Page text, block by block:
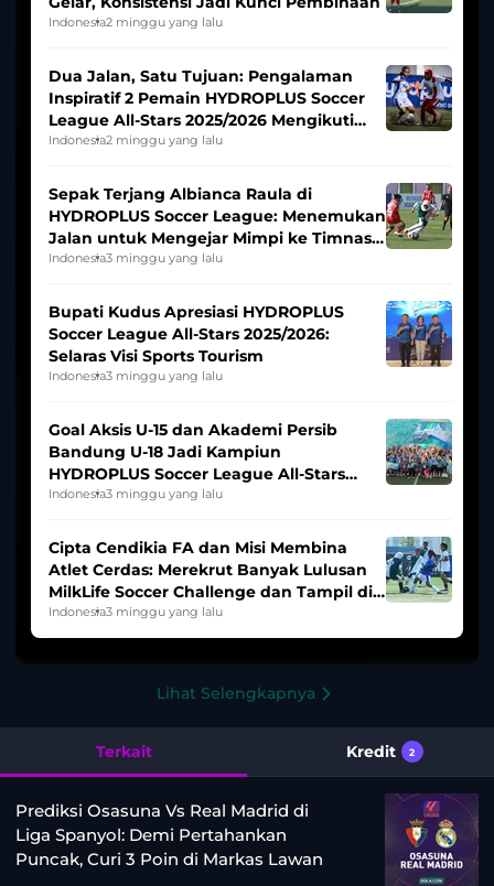
Indonesia2 minggu yang lalu
Dua Jalan, Satu Tujuan: Pengalaman
Inspiratif 2 Pemain HYDROPLUS Soccer
League All-Stars 2025/2026 Mengikuti
Seleksi Timnas Indonesia Putri
Indonesia2 minggu yang lalu
Sepak Terjang Albianca Raula di
HYDROPLUS Soccer League: Menemukan
Jalan untuk Mengejar Mimpi ke Timnas
Indonesia Putri
Indonesia3 minggu yang lalu
Bupati Kudus Apresiasi HYDROPLUS
Soccer League All-Stars 2025/2026:
Selaras Visi Sports Tourism
Indonesia3 minggu yang lalu
Goal Aksis U-15 dan Akademi Persib
Bandung U-18 Jadi Kampiun
HYDROPLUS Soccer League All-Stars
2025/2026
Indonesia3 minggu yang lalu
Cipta Cendikia FA dan Misi Membina
Atlet Cerdas: Merekrut Banyak Lulusan
MilkLife Soccer Challenge dan Tampil di
HYDROPLUS Soccer League
Indonesia3 minggu yang lalu
Lihat Selengkapnya
Terkait Kredit 2
Prediksi Osasuna Vs Real Madrid di
Liga Spanyol: Demi Pertahankan
Puncak, Curi 3 Poin di Markas Lawan